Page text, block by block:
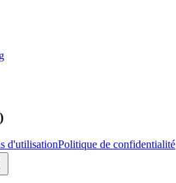
)
d'utilisationPolitique de confidentialité